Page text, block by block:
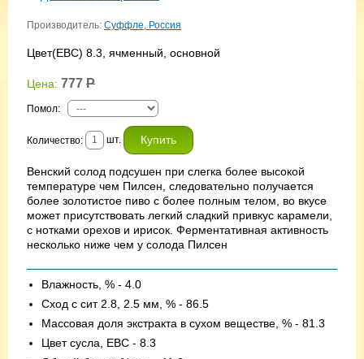
Производитель: Суффле, Россия
Цвет(EBC) 8.3, ячменный, основной
Цена: 777 Р
Помол:
Количество: шт.
Венский солод подсушен при слегка более высокой
температуре чем Пилсен, следовательно получается
более золотистое пиво с более полным телом, во вкусе
может присутствовать легкий сладкий привкус карамели,
с нотками орехов и ирисок. Ферментативная активность
несколько ниже чем у солода Пилсен
Влажность, % - 4.0
Сход с сит 2.8, 2.5 мм, % - 86.5
Массовая доля экстракта в сухом веществе, % - 81.3
Цвет сусла, ЕВС - 8.3